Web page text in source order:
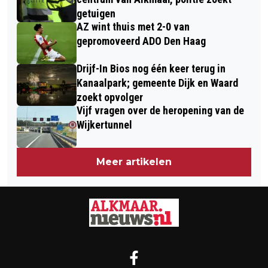
getuigen
AZ wint thuis met 2-0 van
gepromoveerd ADO Den Haag
Drijf-In Bios nog één keer terug in
Kanaalpark; gemeente Dijk en Waard
zoekt opvolger
Vijf vragen over de heropening van de
Wijkertunnel
Meer artikelen